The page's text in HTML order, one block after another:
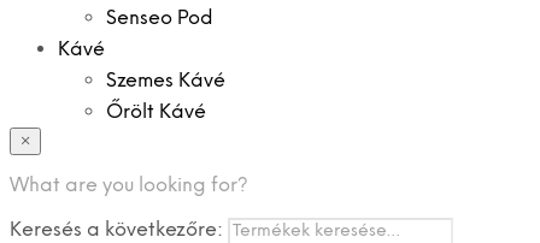
Senseo Pod
Kávé
Szemes Kávé
Őrölt Kávé
Instant Kávé
Zacskó Tea
×
What are you looking for?
Keresés a következőre: